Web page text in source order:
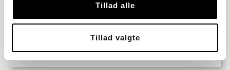
Tillad alle
Tillad valgte
udvikler dig til en god holdkammerat og en bedre
Læs mere